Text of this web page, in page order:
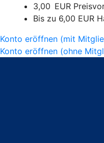
3,00 EUR
Bis zu 6,00 EUR
Konto eröffnen (mit
Konto eröffnen (ohne